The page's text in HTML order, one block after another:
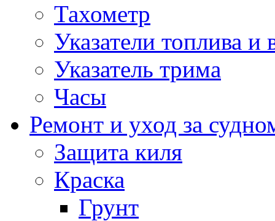
Тахометр
Указатели топлива и
Указатель трима
Часы
Ремонт и уход за
Защита киля
Краска
Грунт